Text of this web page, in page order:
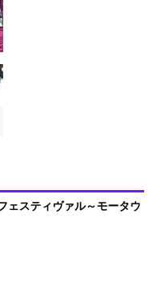
ェスティヴァル～モータウ